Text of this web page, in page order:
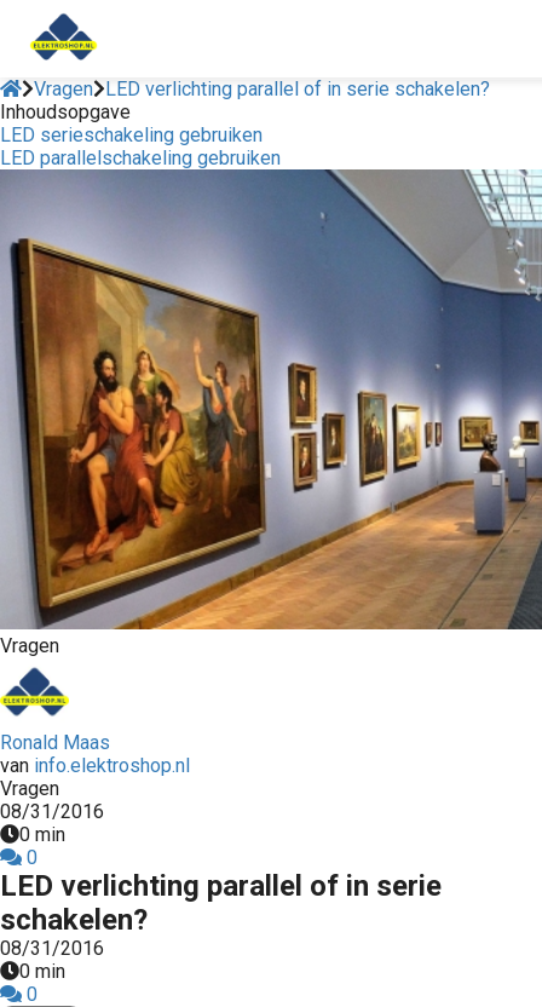
Vragen
LED verlichting parallel of in serie schakelen?
Inhoudsopgave
LED serieschakeling gebruiken
LED parallelschakeling gebruiken
Vragen
Ronald Maas
van info.elektroshop.nl
Vragen
08/31/2016
0 min
0
LED verlichting parallel of in serie
schakelen?
08/31/2016
0 min
0
policy
zijn
om
te
Ze
gebruikt
deze
kan de
niet
om
te
over
van
op